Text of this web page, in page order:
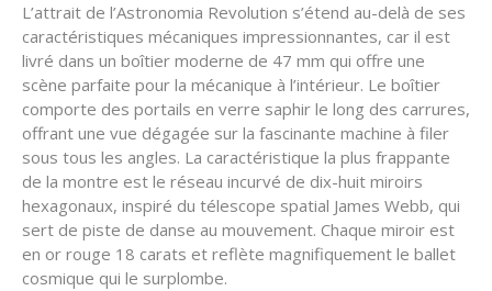
L’attrait de l’Astronomia Revolution s’étend au-delà de ses
caractéristiques mécaniques impressionnantes, car il est
livré dans un boîtier moderne de 47 mm qui offre une
scène parfaite pour la mécanique à l’intérieur. Le boîtier
comporte des portails en verre saphir le long des carrures,
offrant une vue dégagée sur la fascinante machine à filer
sous tous les angles. La caractéristique la plus frappante
de la montre est le réseau incurvé de dix-huit miroirs
hexagonaux, inspiré du télescope spatial James Webb, qui
sert de piste de danse au mouvement. Chaque miroir est
en or rouge 18 carats et reflète magnifiquement le ballet
cosmique qui le surplombe.